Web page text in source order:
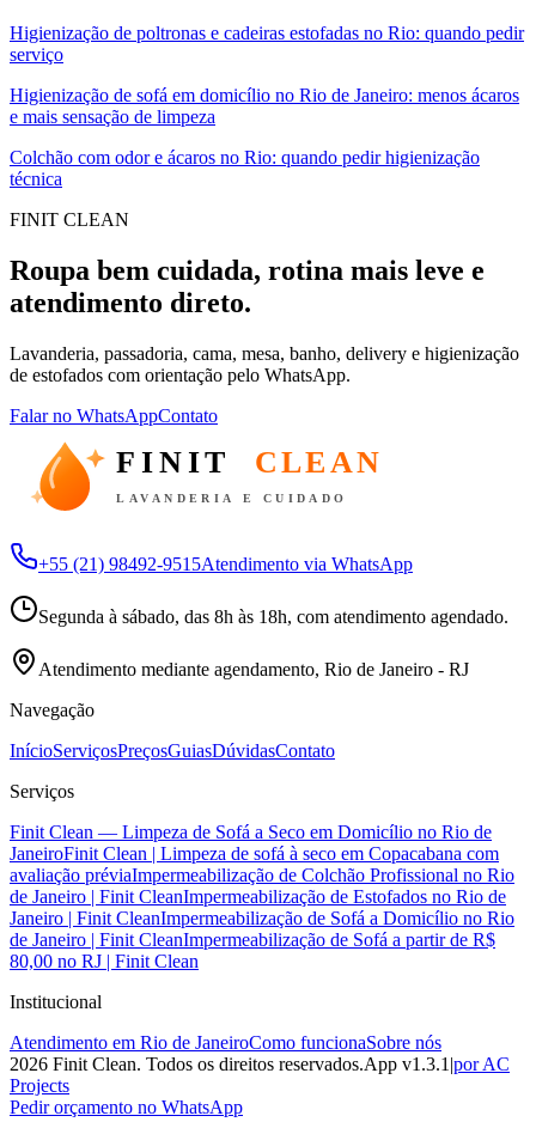
Higienização de poltronas e cadeiras estofadas no Rio: quando pedir
serviço
Higienização de sofá em domicílio no Rio de Janeiro: menos ácaros
e mais sensação de limpeza
Colchão com odor e ácaros no Rio: quando pedir higienização
técnica
FINIT CLEAN
Roupa bem cuidada, rotina mais leve e
atendimento direto.
Lavanderia, passadoria, cama, mesa, banho, delivery e higienização
de estofados com orientação pelo WhatsApp.
Falar no WhatsAppContato
FINIT CLEAN
LAVANDERIA E CUIDADO
+55 (21) 98492-9515Atendimento via WhatsApp
Segunda à sábado, das 8h às 18h, com atendimento agendado.
Atendimento mediante agendamento, Rio de Janeiro - RJ
Navegação
InícioServiçosPreçosGuiasDúvidasContato
Serviços
Finit Clean — Limpeza de Sofá a Seco em Domicílio no Rio de
JaneiroFinit Clean | Limpeza de sofá à seco em Copacabana com
avaliação préviaImpermeabilização de Colchão Profissional no Rio
de Janeiro | Finit CleanImpermeabilização de Estofados no Rio de
Janeiro | Finit CleanImpermeabilização de Sofá a Domicílio no Rio
de Janeiro | Finit CleanImpermeabilização de Sofá a partir de R$
80,00 no RJ | Finit Clean
Institucional
Atendimento em Rio de JaneiroComo funcionaSobre nós
2026 Finit Clean. Todos os direitos reservados.App v1.3.1|por AC
Projects
Pedir orçamento no WhatsApp